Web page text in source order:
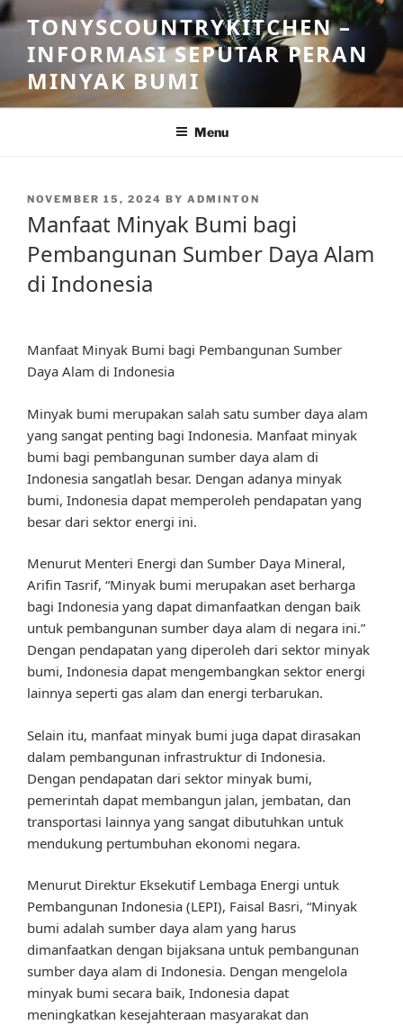
Skip
to
content
TONYSCOUNTRYKITCHEN –
INFORMASI SEPUTAR PERAN
MINYAK BUMI
Menu
POSTED
NOVEMBER 15, 2024 BY ADMINTON
Manfaat Minyak Bumi bagi
Pembangunan Sumber Daya Alam
di Indonesia
Manfaat Minyak Bumi bagi Pembangunan Sumber
Daya Alam di Indonesia
Minyak bumi merupakan salah satu sumber daya alam
yang sangat penting bagi Indonesia. Manfaat minyak
bumi bagi pembangunan sumber daya alam di
Indonesia sangatlah besar. Dengan adanya minyak
bumi, Indonesia dapat memperoleh pendapatan yang
besar dari sektor energi ini.
Menurut Menteri Energi dan Sumber Daya Mineral,
Arifin Tasrif, “Minyak bumi merupakan aset berharga
bagi Indonesia yang dapat dimanfaatkan dengan baik
untuk pembangunan sumber daya alam di negara ini.”
Dengan pendapatan yang diperoleh dari sektor minyak
bumi, Indonesia dapat mengembangkan sektor energi
lainnya seperti gas alam dan energi terbarukan.
Selain itu, manfaat minyak bumi juga dapat dirasakan
dalam pembangunan infrastruktur di Indonesia.
Dengan pendapatan dari sektor minyak bumi,
pemerintah dapat membangun jalan, jembatan, dan
transportasi lainnya yang sangat dibutuhkan untuk
mendukung pertumbuhan ekonomi negara.
Menurut Direktur Eksekutif Lembaga Energi untuk
Pembangunan Indonesia (LEPI), Faisal Basri, “Minyak
bumi adalah sumber daya alam yang harus
dimanfaatkan dengan bijaksana untuk pembangunan
sumber daya alam di Indonesia. Dengan mengelola
minyak bumi secara baik, Indonesia dapat
meningkatkan kesejahteraan masyarakat dan